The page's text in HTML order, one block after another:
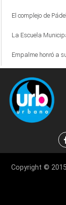
El complejo de
La Escuela
Empalme honró a
Copyright ©